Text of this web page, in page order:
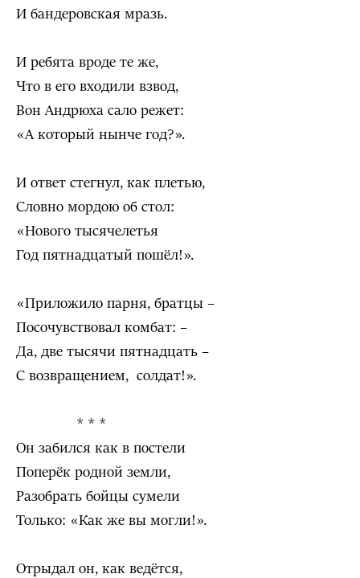
И бандеровская мразь.
И ребята вроде те же,
Что в его входили взвод,
Вон Андрюха сало режет:
«А который нынче год?».
И ответ стегнул, как плетью,
Словно мордою об стол:
«Нового тысячелетья
Год пятнадцатый пошёл!».
«Приложило парня, братцы –
Посочувствовал комбат: –
Да, две тысячи пятнадцать –
С возвращением, солдат!».
* * *
Он забился как в постели
Поперёк родной земли,
Разобрать бойцы сумели
Только: «Как же вы могли!».
Отрыдал он, как ведётся,